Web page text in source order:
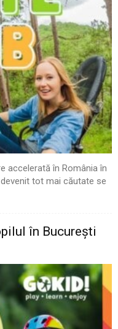
accelerată în România în
tot mai căutate se
în București